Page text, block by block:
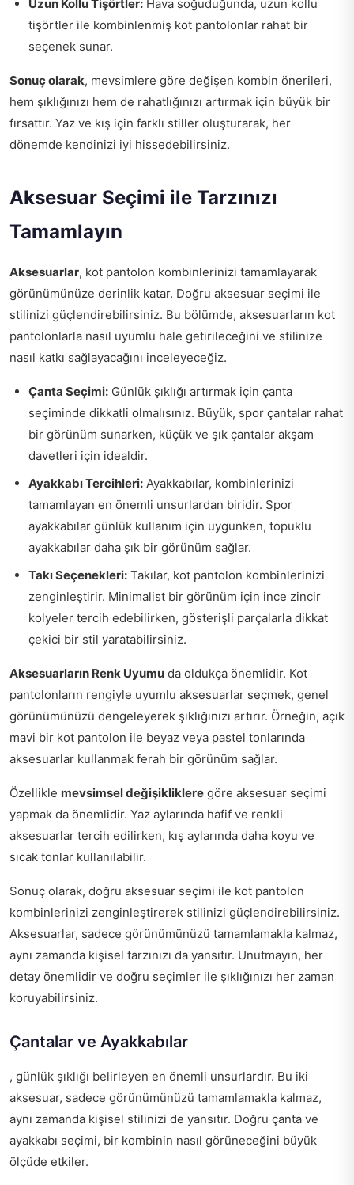
Uzun Kollu Tişörtler: Hava soğuduğunda, uzun kollu
tişörtler ile kombinlenmiş kot pantolonlar rahat bir
seçenek sunar.
Sonuç olarak, mevsimlere göre değişen kombin önerileri,
hem şıklığınızı hem de rahatlığınızı artırmak için büyük bir
fırsattır. Yaz ve kış için farklı stiller oluşturarak, her
dönemde kendinizi iyi hissedebilirsiniz.
Aksesuar Seçimi ile Tarzınızı
Tamamlayın
Aksesuarlar, kot pantolon kombinlerinizi tamamlayarak
görünümünüze derinlik katar. Doğru aksesuar seçimi ile
stilinizi güçlendirebilirsiniz. Bu bölümde, aksesuarların kot
pantolonlarla nasıl uyumlu hale getirileceğini ve stilinize
nasıl katkı sağlayacağını inceleyeceğiz.
Çanta Seçimi: Günlük şıklığı artırmak için çanta
seçiminde dikkatli olmalısınız. Büyük, spor çantalar rahat
bir görünüm sunarken, küçük ve şık çantalar akşam
davetleri için idealdir.
Ayakkabı Tercihleri: Ayakkabılar, kombinlerinizi
tamamlayan en önemli unsurlardan biridir. Spor
ayakkabılar günlük kullanım için uygunken, topuklu
ayakkabılar daha şık bir görünüm sağlar.
Takı Seçenekleri: Takılar, kot pantolon kombinlerinizi
zenginleştirir. Minimalist bir görünüm için ince zincir
kolyeler tercih edebilirken, gösterişli parçalarla dikkat
çekici bir stil yaratabilirsiniz.
Aksesuarların Renk Uyumu da oldukça önemlidir. Kot
pantolonların rengiyle uyumlu aksesuarlar seçmek, genel
görünümünüzü dengeleyerek şıklığınızı artırır. Örneğin, açık
mavi bir kot pantolon ile beyaz veya pastel tonlarında
aksesuarlar kullanmak ferah bir görünüm sağlar.
Özellikle mevsimsel değişikliklere göre aksesuar seçimi
yapmak da önemlidir. Yaz aylarında hafif ve renkli
aksesuarlar tercih edilirken, kış aylarında daha koyu ve
sıcak tonlar kullanılabilir.
Sonuç olarak, doğru aksesuar seçimi ile kot pantolon
kombinlerinizi zenginleştirerek stilinizi güçlendirebilirsiniz.
Aksesuarlar, sadece görünümünüzü tamamlamakla kalmaz,
aynı zamanda kişisel tarzınızı da yansıtır. Unutmayın, her
detay önemlidir ve doğru seçimler ile şıklığınızı her zaman
koruyabilirsiniz.
Çantalar ve Ayakkabılar
, günlük şıklığı belirleyen en önemli unsurlardır. Bu iki
aksesuar, sadece görünümünüzü tamamlamakla kalmaz,
aynı zamanda kişisel stilinizi de yansıtır. Doğru çanta ve
ayakkabı seçimi, bir kombinin nasıl görüneceğini büyük
ölçüde etkiler.